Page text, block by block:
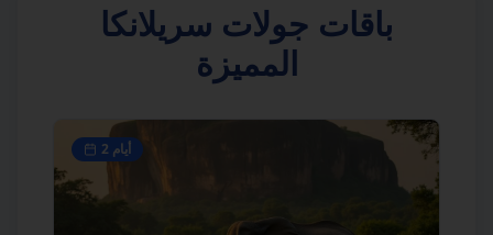
باقات جولات سريلانكا
المميزة
2 أيام